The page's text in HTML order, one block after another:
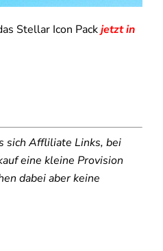
Stellar Icon Packjetzt in
sich Affliliate Links, bei
eine kleine Provision
dabei aber keine